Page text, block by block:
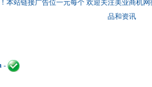
本站链接广告位一元每个 欢迎关注美业商机
品和资讯
-